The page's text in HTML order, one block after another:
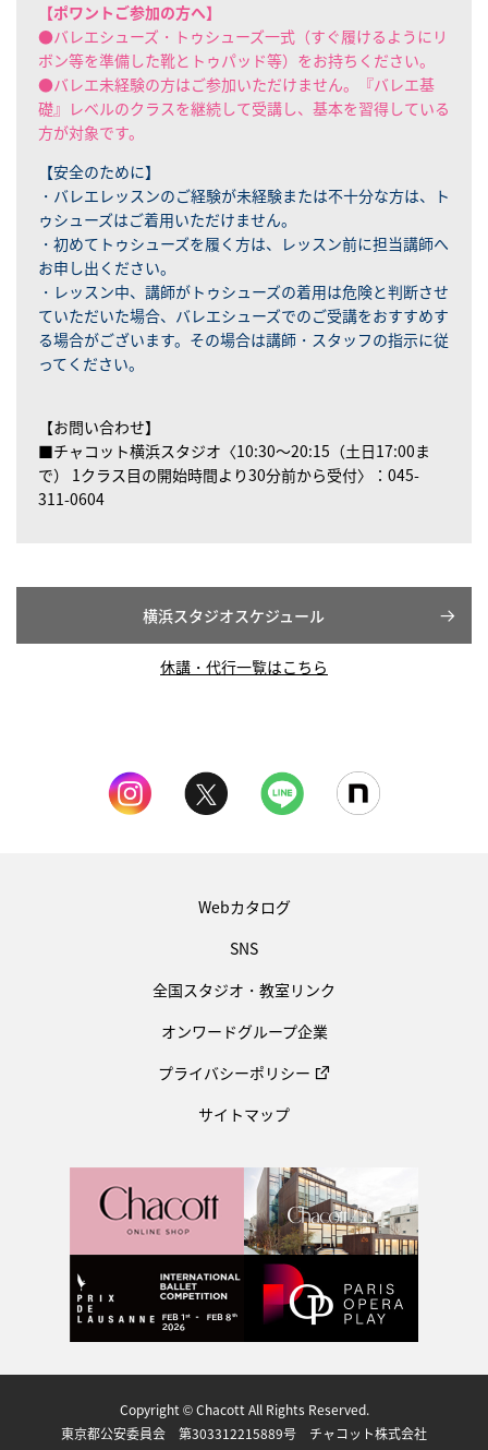
【ポワントご参加の方へ】
●バレエシューズ・トゥシューズ一式（すぐ履けるようにリ
ボン等を準備した靴とトゥパッド等）をお持ちください。
●バレエ未経験の方はご参加いただけません。『バレエ基
礎』レベルのクラスを継続して受講し、基本を習得している
方が対象です。
【安全のために】
・バレエレッスンのご経験が未経験または不十分な方は、ト
ゥシューズはご着用いただけません。
・初めてトゥシューズを履く方は、レッスン前に担当講師へ
お申し出ください。
・レッスン中、講師がトゥシューズの着用は危険と判断させ
ていただいた場合、バレエシューズでのご受講をおすすめす
る場合がございます。その場合は講師・スタッフの指示に従
ってください。
【お問い合わせ】
■チャコット横浜スタジオ〈10:30～20:15（土日17:00ま
で） 1クラス目の開始時間より30分前から受付〉：045-
311-0604
横浜スタジオスケジュール
休講・代行一覧はこちら
Webカタログ
SNS
全国スタジオ・教室リンク
オンワードグループ企業
プライバシーポリシー
サイトマップ
Copyright © Chacott All Rights Reserved.
東京都公安委員会 第303312215889号 チャコット株式会社